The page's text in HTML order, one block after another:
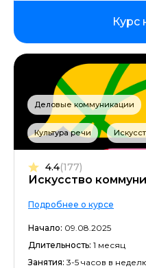
Курс
Деловые коммуникации
Культура речи
Искусство
4.4(177)
Подробнее о курсе
Начало: 09.08.2025
Длительность: 1 месяц
Занятия: 3-5 часов в